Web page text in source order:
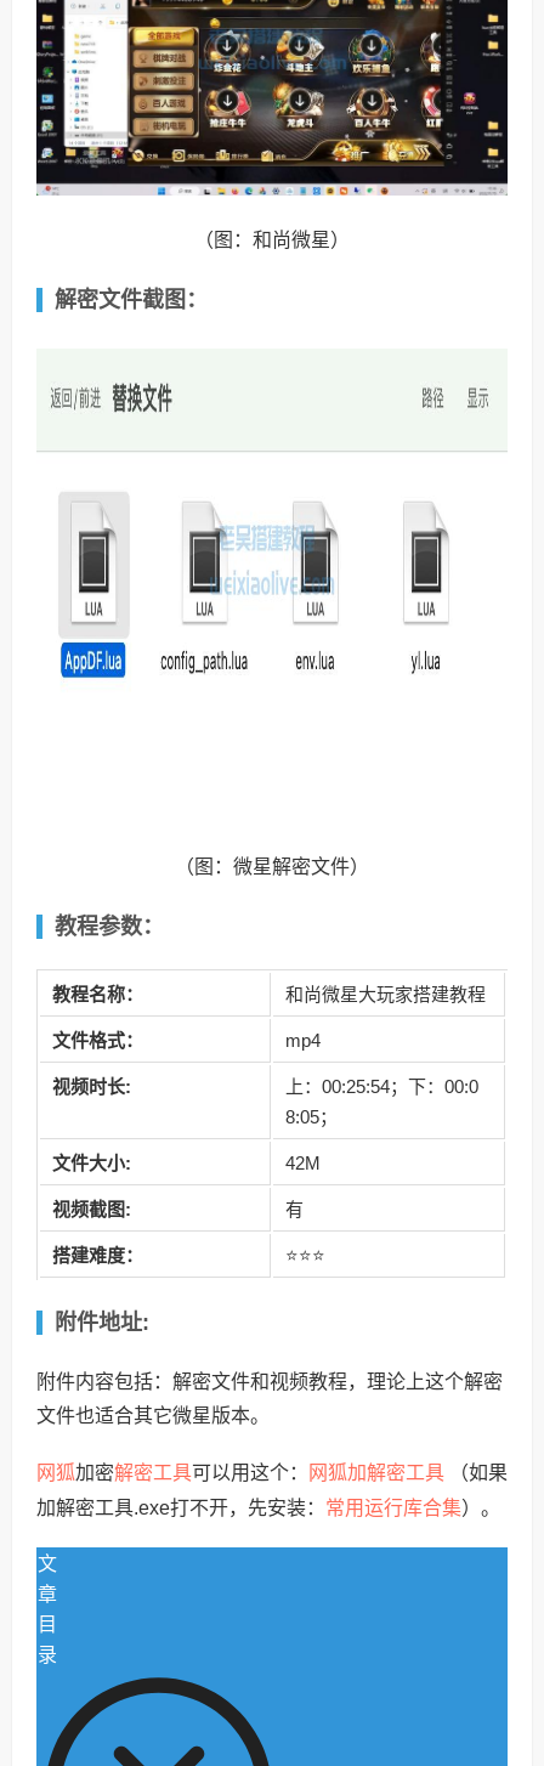
（图：和尚微星）
解密文件截图：
（图：微星解密文件）
教程参数：
教程名称： 和尚微星大玩家搭建教程
文件格式： mp4
视频时长:
上：00:25:54；下：00:0
8:05；
文件大小: 42M
视频截图: 有
搭建难度： ⭐⭐⭐
附件地址:
附件内容包括：解密文件和视频教程，理论上这个解密
文件也适合其它微星版本。
网狐加密解密工具可以用这个： 网狐加解密工具 （如果
加解密工具.exe打不开，先安装： 常用运行库合集）。
文
章
目
录